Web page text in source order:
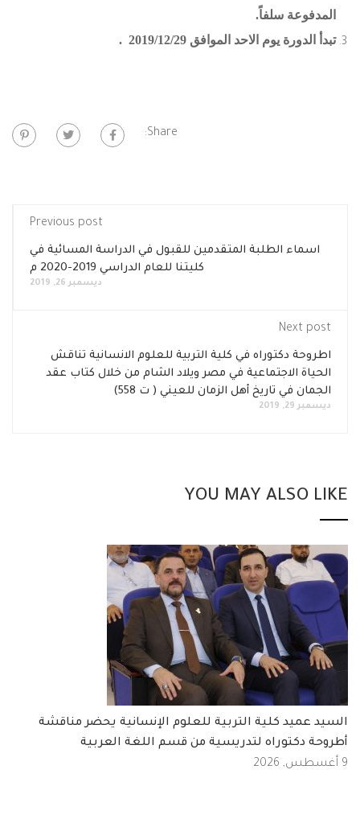
المدفوعة سلفاً.
تبدأ الدورة يوم الاحد الموافق 2019/12/29
.
Share:
Previous post
اسماء الطلبة المتقدمين للقبول في الدراسة المسائية في
كليتنا للعام الدراسي 2019-2020 م
ديسمبر 26, 2019
Next post
اطروحة دكتوراه في كلية التربية للعلوم الانسانية تناقش
الحياة الاجتماعية في مصر ويلاد الشام من خلال كتاب عقد
الجمان في تاريخ أهل الزمان للعيني ( ت 558)
ديسمبر 29, 2019
YOU MAY ALSO LIKE
السيد عميد كلية التربية للعلوم الإنسانية يحضر مناقشة
أطروحة دكتوراه لتدريسية من قسم اللغة العربية
9 أغسطس, 2026